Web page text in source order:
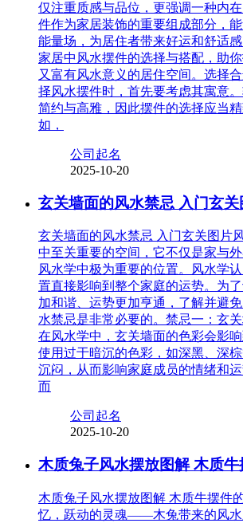
仅注重质感与品位，更强调一种内
件作为家居装饰的重要组成部分，
能量场，为居住者带来好运和舒适
家居中风水摆件的选择与搭配，助
又富有风水意义的居住空间。选择
择风水摆件时，首先要考虑其寓意
简约与高雅，因此摆件的选择应当
如，
公司起名
2025-10-20
玄关墙面的风水禁忌 入门玄
玄关墙面的风水禁忌 入门玄关图片
中至关重要的空间，它不仅是家与
风水学中极为重要的位置。风水学
置直接影响到整个家庭的运势。为
加和谐、运势更加亨通，了解并避
水禁忌是非常必要的。禁忌一：玄
在风水学中，玄关墙面的色彩会影响
使用过于暗沉的色彩，如深黑、深
沉闷，从而影响家庭成员的情绪和
而
公司起名
2025-10-20
木质兔子风水摆放图解 木质
木质兔子风水摆放图解 木质牛摆件
忆，跃动的灵魂——木兔带来的风水